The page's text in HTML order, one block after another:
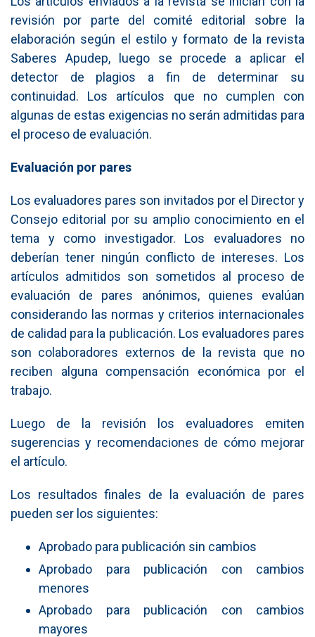
revisión por parte del comité editorial sobre la
elaboración según el estilo y formato de la revista
Saberes Apudep, luego se procede a aplicar el
detector de plagios a fin de determinar su
continuidad. Los artículos que no cumplen con
algunas de estas exigencias no serán admitidas para
el proceso de evaluación.
Evaluación por pares
Los evaluadores pares son invitados por el Director y
Consejo editorial por su amplio conocimiento en el
tema y como investigador. Los evaluadores no
deberían tener ningún conflicto de intereses. Los
artículos admitidos son sometidos al proceso de
evaluación de pares anónimos, quienes evalúan
considerando las normas y criterios internacionales
de calidad para la publicación. Los evaluadores pares
son colaboradores externos de la revista que no
reciben alguna compensación económica por el
trabajo.
Luego de la revisión los evaluadores emiten
sugerencias y recomendaciones de cómo mejorar
el artículo.
Los resultados finales de la evaluación de pares
pueden ser los siguientes:
Aprobado para publicación sin cambios
Aprobado para publicación con cambios
menores
Aprobado para publicación con cambios
mayores